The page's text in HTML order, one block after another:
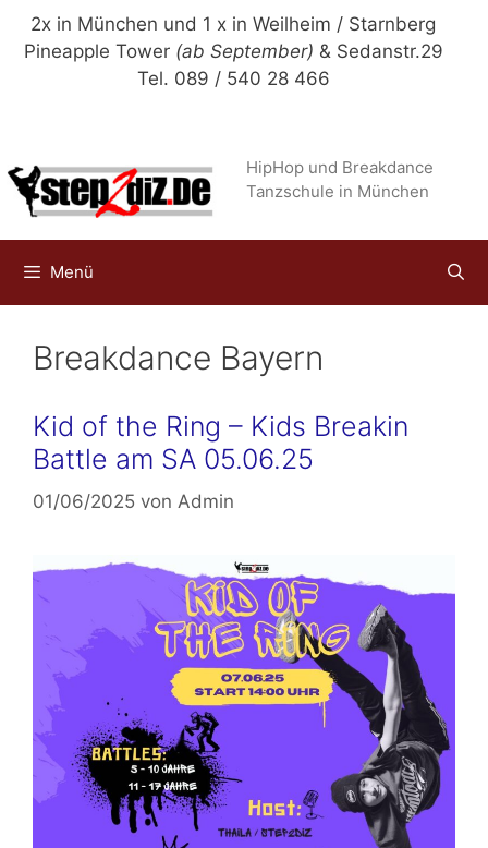
Zum
Inhalt
2x in München und 1 x in Weilheim / Starnberg
Pineapple Tower (ab September) & Sedanstr.29
Tel. 089 / 540 28 466
HipHop und Breakdance
Tanzschule in München
Menü
Breakdance Bayern
Kid of the Ring – Kids Breakin
Battle am SA 05.06.25
01/06/2025 von Admin